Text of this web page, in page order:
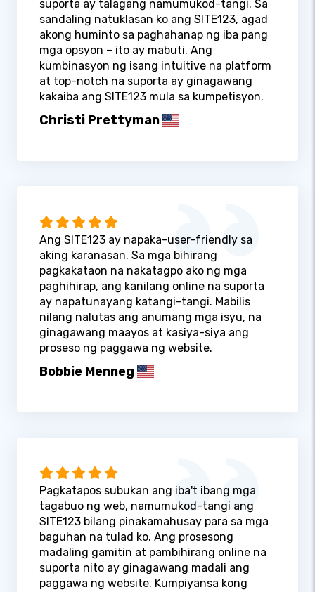
suporta ay talagang namumukod-tangi. Sa
sandaling natuklasan ko ang SITE123, agad
akong huminto sa paghahanap ng iba pang
mga opsyon – ito ay mabuti. Ang
kumbinasyon ng isang intuitive na platform
at top-notch na suporta ay ginagawang
kakaiba ang SITE123 mula sa kumpetisyon.
Christi Prettyman
Ang SITE123 ay napaka-user-friendly sa
aking karanasan. Sa mga bihirang
pagkakataon na nakatagpo ako ng mga
paghihirap, ang kanilang online na suporta
ay napatunayang katangi-tangi. Mabilis
nilang nalutas ang anumang mga isyu, na
ginagawang maayos at kasiya-siya ang
proseso ng paggawa ng website.
Bobbie Menneg
Pagkatapos subukan ang iba't ibang mga
tagabuo ng web, namumukod-tangi ang
SITE123 bilang pinakamahusay para sa mga
baguhan na tulad ko. Ang prosesong
madaling gamitin at pambihirang online na
suporta nito ay ginagawang madali ang
paggawa ng website. Kumpiyansa kong